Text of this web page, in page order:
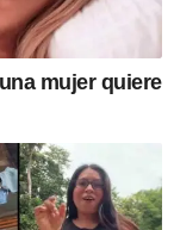
mujer quiere